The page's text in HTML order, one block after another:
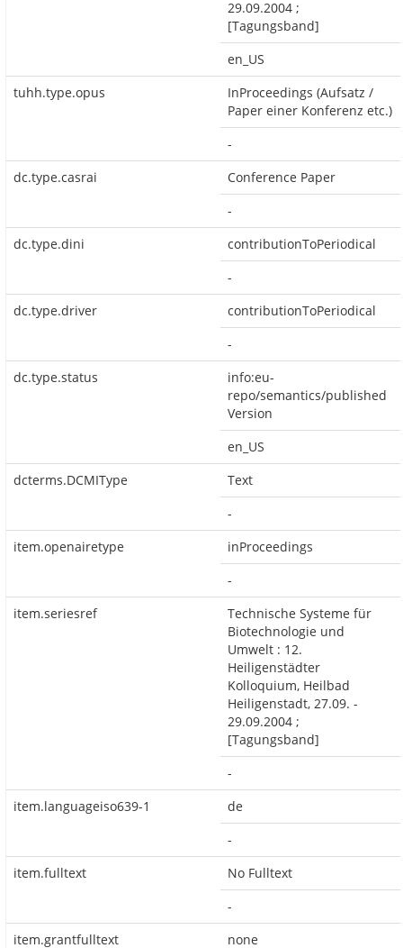
29.09.2004 ;
[Tagungsband]
en_US
tuhh.type.opus
InProceedings (Aufsatz /
Paper einer Konferenz etc.)
-
dc.type.casrai
Conference Paper
-
dc.type.dini
contributionToPeriodical
-
dc.type.driver
contributionToPeriodical
-
dc.type.status
info:eu-
repo/semantics/published
Version
en_US
dcterms.DCMIType
Text
-
item.openairetype
inProceedings
-
item.seriesref
Technische Systeme für
Biotechnologie und
Umwelt : 12.
Heiligenstädter
Kolloquium, Heilbad
Heiligenstadt, 27.09. -
29.09.2004 ;
[Tagungsband]
-
item.languageiso639-1
de
-
item.fulltext
No Fulltext
-
item.grantfulltext
none